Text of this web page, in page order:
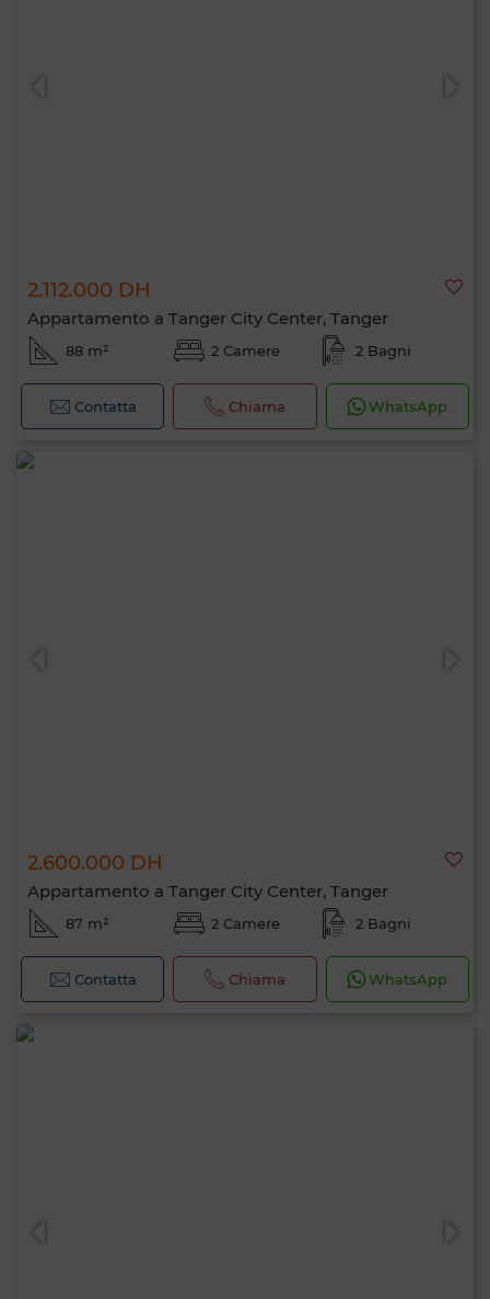
2.112.000 DH
Appartamento a Tanger City Center, Tanger
88 m² 2 Camere 2 Bagni
Contatta Chiama WhatsApp
2.600.000 DH
Appartamento a Tanger City Center, Tanger
87 m² 2 Camere 2 Bagni
Contatta Chiama WhatsApp